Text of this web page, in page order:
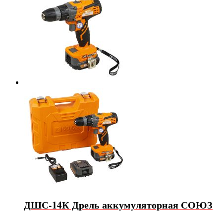
ДШС-14К Дрель аккумуляторная СОЮЗ